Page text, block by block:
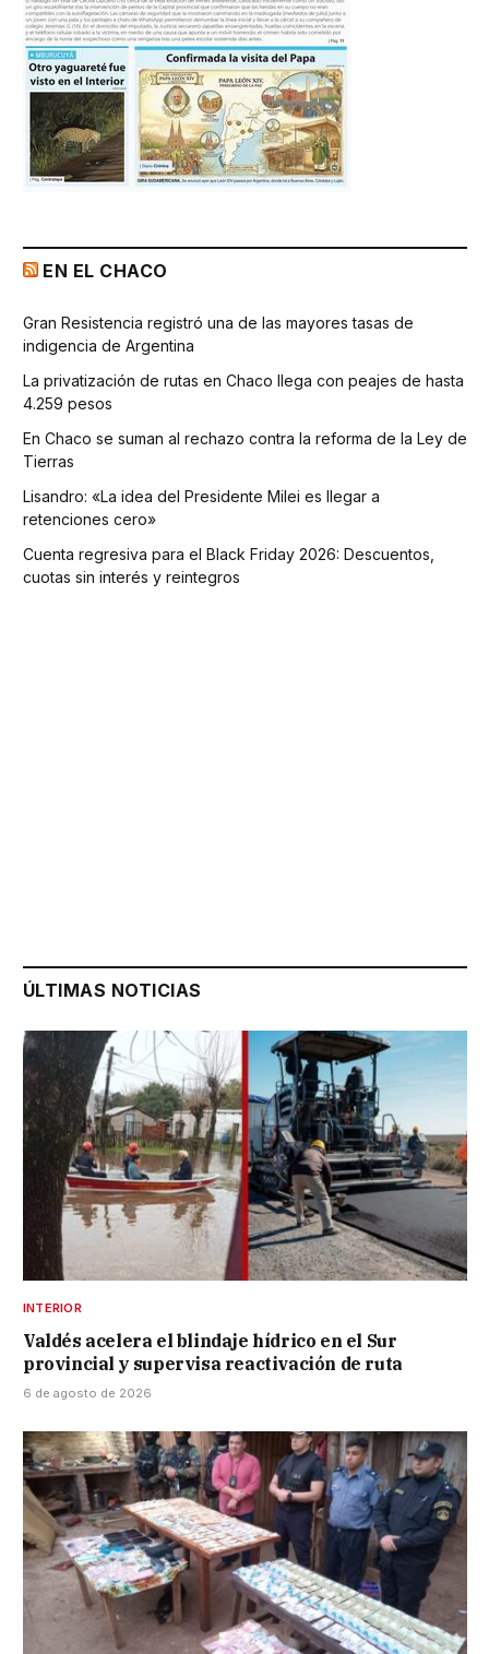
EN EL CHACO
Gran Resistencia registró una de las mayores tasas de
indigencia de Argentina
La privatización de rutas en Chaco llega con peajes de hasta
4.259 pesos
En Chaco se suman al rechazo contra la reforma de la Ley de
Tierras
Lisandro: «La idea del Presidente Milei es llegar a
retenciones cero»
Cuenta regresiva para el Black Friday 2026: Descuentos,
cuotas sin interés y reintegros
ÚLTIMAS NOTICIAS
INTERIOR
Valdés acelera el blindaje hídrico en el Sur
provincial y supervisa reactivación de ruta
6 de agosto de 2026